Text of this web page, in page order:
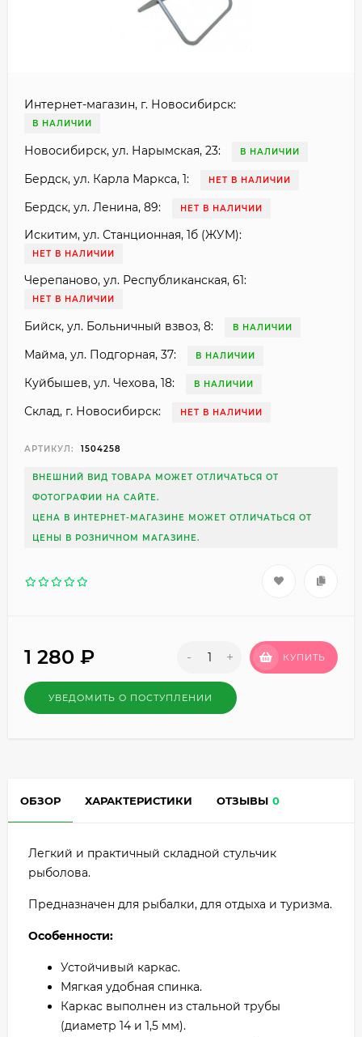
Интернет-магазин, г. Новосибирск:
В НАЛИЧИИ
Новосибирск, ул. Нарымская, 23: В НАЛИЧИИ
Бердск, ул. Карла Маркса, 1: НЕТ В НАЛИЧИИ
Бердск, ул. Ленина, 89: НЕТ В НАЛИЧИИ
Искитим, ул. Станционная, 1б (ЖУМ):
НЕТ В НАЛИЧИИ
Черепаново, ул. Республиканская, 61:
НЕТ В НАЛИЧИИ
Бийск, ул. Больничный взвоз, 8: В НАЛИЧИИ
Майма, ул. Подгорная, 37: В НАЛИЧИИ
Куйбышев, ул. Чехова, 18: В НАЛИЧИИ
Склад, г. Новосибирск: НЕТ В НАЛИЧИИ
АРТИКУЛ: 1504258
ВНЕШНИЙ ВИД ТОВАРА МОЖЕТ ОТЛИЧАТЬСЯ ОТ
ФОТОГРАФИИ НА САЙТЕ.
ЦЕНА В ИНТЕРНЕТ-МАГАЗИНЕ МОЖЕТ ОТЛИЧАТЬСЯ ОТ
ЦЕНЫ В РОЗНИЧНОМ МАГАЗИНЕ.
1 280 ₽ - + КУПИТЬ
УВЕДОМИТЬ О ПОСТУПЛЕНИИ
ОБЗОР ХАРАКТЕРИСТИКИ ОТЗЫВЫ 0
Легкий и практичный складной стульчик
рыболова.
Предназначен для рыбалки, для отдыха и туризма.
Особенности:
Устойчивый каркас.
Мягкая удобная спинка.
Каркас выполнен из стальной трубы
(диаметр 14 и 1,5 мм).